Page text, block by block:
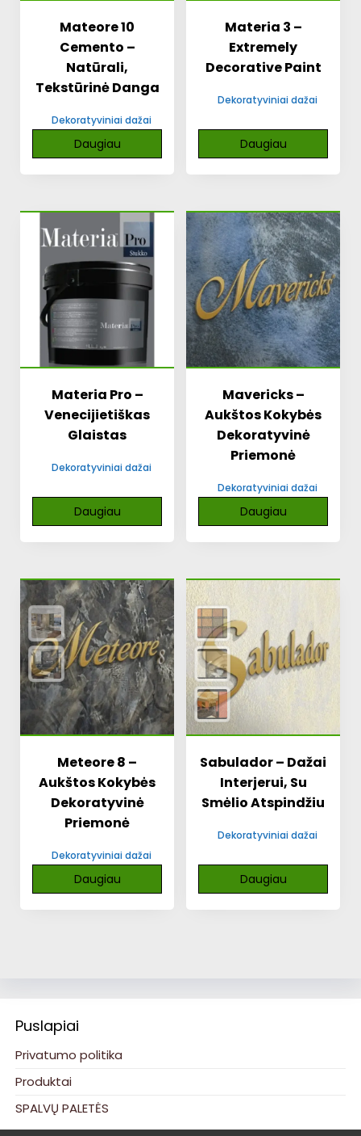
Mateore 10
Cemento –
Natūrali,
Tekstūrinė Danga
Dekoratyviniai dažai
Daugiau
Materia 3 –
Extremely
Decorative Paint
Dekoratyviniai dažai
Daugiau
Materia Pro –
Venecijietiškas
Glaistas
Dekoratyviniai dažai
Daugiau
Mavericks –
Aukštos Kokybės
Dekoratyvinė
Priemonė
Dekoratyviniai dažai
Daugiau
Meteore 8 –
Aukštos Kokybės
Dekoratyvinė
Priemonė
Dekoratyviniai dažai
Daugiau
Sabulador – Dažai
Interjerui, Su
Smėlio Atspindžiu
Dekoratyviniai dažai
Daugiau
Puslapiai
Privatumo politika
Produktai
SPALVŲ PALETĖS